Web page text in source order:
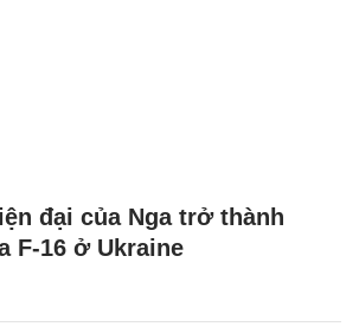
đại của Nga trở thành
F-16 ở Ukraine